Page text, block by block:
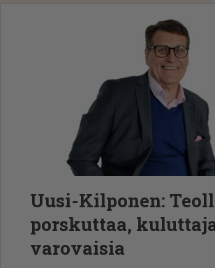
Uusi-Kilponen:
porskuttaa,
varovaisia